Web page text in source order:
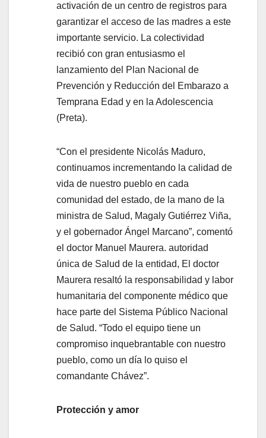
activación de un centro de registros para
garantizar el acceso de las madres a este
importante servicio. La colectividad
recibió con gran entusiasmo el
lanzamiento del Plan Nacional de
Prevención y Reducción del Embarazo a
Temprana Edad y en la Adolescencia
(Preta).
“Con el presidente Nicolás Maduro,
continuamos incrementando la calidad de
vida de nuestro pueblo en cada
comunidad del estado, de la mano de la
ministra de Salud, Magaly Gutiérrez Viña,
y el gobernador Ángel Marcano”, comentó
el doctor Manuel Maurera. autoridad
única de Salud de la entidad, El doctor
Maurera resaltó la responsabilidad y labor
humanitaria del componente médico que
hace parte del Sistema Público Nacional
de Salud. “Todo el equipo tiene un
compromiso inquebrantable con nuestro
pueblo, como un día lo quiso el
comandante Chávez”.
Protección y amor